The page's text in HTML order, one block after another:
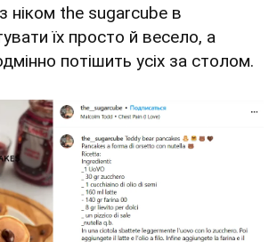
ніком the sugarcube в
їх просто й весело, а
потішить усіх за столом.